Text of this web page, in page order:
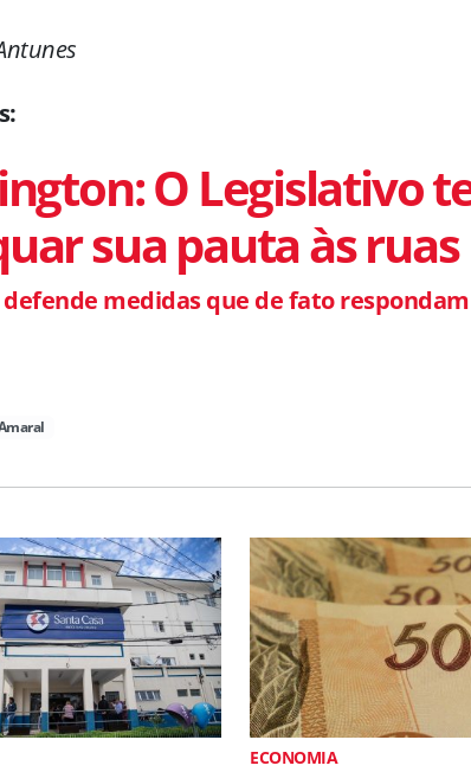
O Legislativo
sua pauta às ruas
medidas que de fato
ECONOMIA